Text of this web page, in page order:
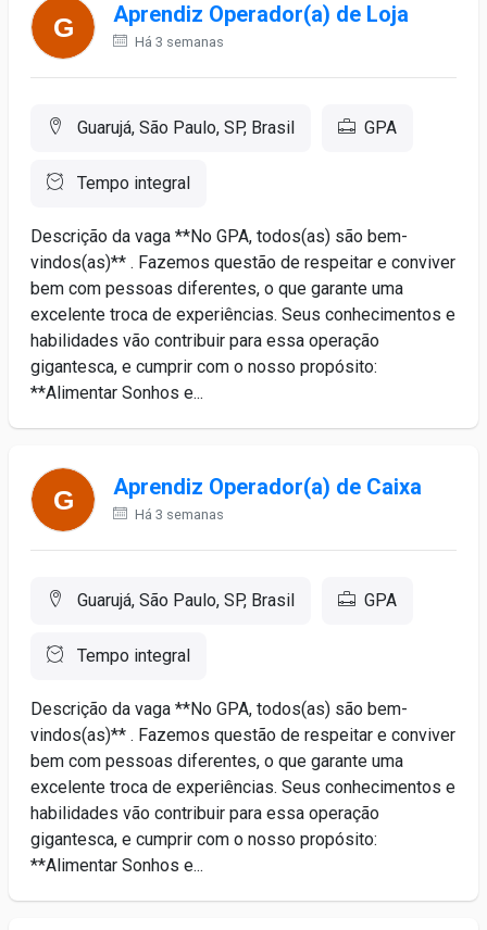
Aprendiz Operador(a) de Loja
Há 3 semanas
Guarujá, São Paulo, SP, Brasil GPA
Tempo integral
Descrição da vaga **No GPA, todos(as) são bem-
vindos(as)** . Fazemos questão de respeitar e conviver
bem com pessoas diferentes, o que garante uma
excelente troca de experiências. Seus conhecimentos e
habilidades vão contribuir para essa operação
gigantesca, e cumprir com o nosso propósito:
**Alimentar Sonhos e...
Aprendiz Operador(a) de Caixa
Há 3 semanas
Guarujá, São Paulo, SP, Brasil GPA
Tempo integral
Descrição da vaga **No GPA, todos(as) são bem-
vindos(as)** . Fazemos questão de respeitar e conviver
bem com pessoas diferentes, o que garante uma
excelente troca de experiências. Seus conhecimentos e
habilidades vão contribuir para essa operação
gigantesca, e cumprir com o nosso propósito:
**Alimentar Sonhos e...